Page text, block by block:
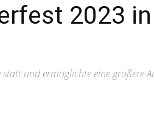
2023 in
und ermöglichte eine größere